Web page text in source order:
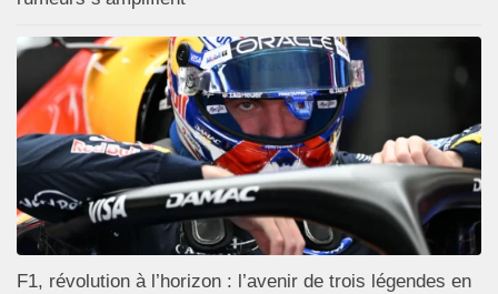
F1, révolution à l’horizon : l’avenir de trois légendes en